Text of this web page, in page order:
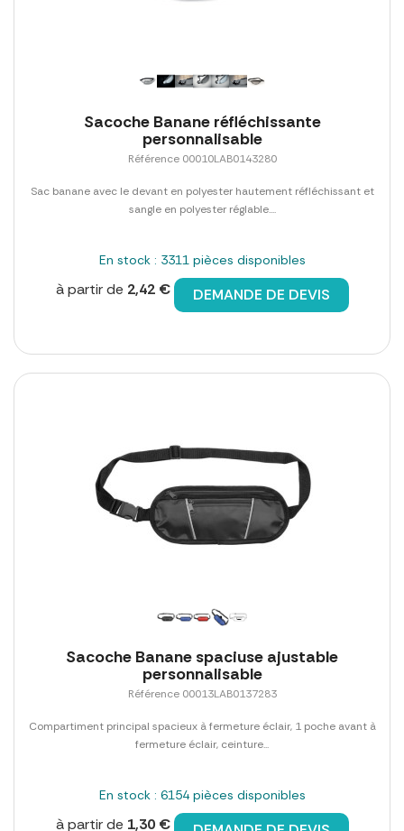
Sacoche Banane réfléchissante
personnalisable
Référence 00010LAB0143280
Sac banane avec le devant en polyester hautement réfléchissant et
sangle en polyester réglable....
En stock : 3311 pièces disponibles
à partir de 2,42 € DEMANDE DE DEVIS
Sacoche Banane spaciuse ajustable
personnalisable
Référence 00013LAB0137283
Compartiment principal spacieux à fermeture éclair, 1 poche avant à
fermeture éclair, ceinture...
En stock : 6154 pièces disponibles
à partir de 1,30 €